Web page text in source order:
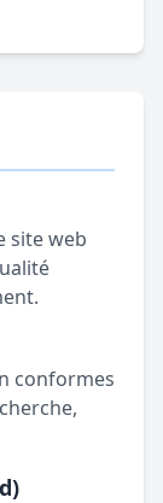
site web
conformes